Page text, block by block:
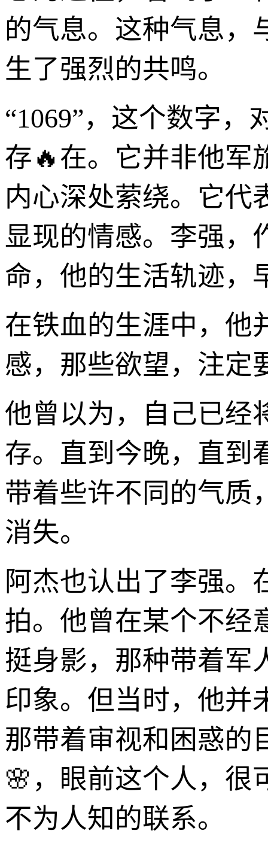
的气息。这种气息，
生了强烈的共鸣。
“1069”，这个数字
存🔥在。它并非他军
内心深处萦绕。它代
显现的情感。李强，
命，他的生活轨迹，
在铁血的生涯中，他
感，那些欲望，注定
他曾以为，自己已经
存。直到今晚，直到
带着些许不同的气质
消失。
阿杰也认出了李强。
拍。他曾在某个不经
挺身影，那种带着军
印象。但当时，他并
那带着审视和困惑的
🌸，眼前这个人，很
不为人知的联系。